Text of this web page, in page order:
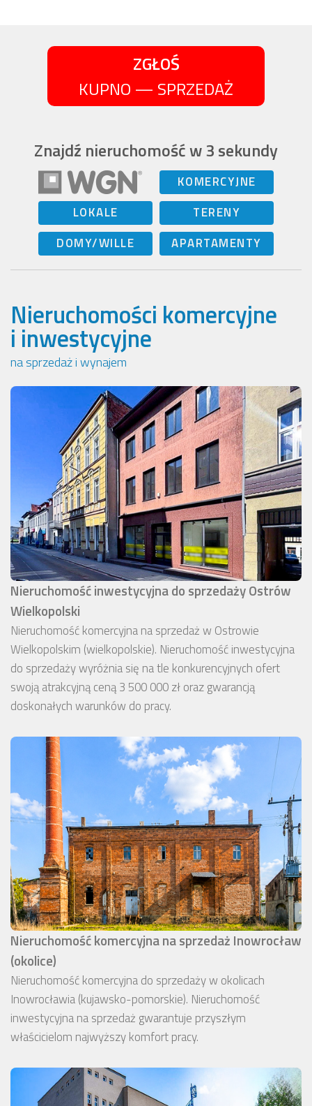
ZGŁOŚ
KUPNO — SPRZEDAŻ
Znajdź nieruchomość w 3 sekundy
KOMERCYJNE
LOKALE
TERENY
DOMY/WILLE
APARTAMENTY
Nieruchomości komercyjne
i inwestycyjne
na sprzedaż i wynajem
Nieruchomość inwestycyjna do sprzedaży Ostrów
Wielkopolski
Nieruchomość komercyjna na sprzedaż w Ostrowie
Wielkopolskim (wielkopolskie). Nieruchomość inwestycyjna
do sprzedaży wyróżnia się na tle konkurencyjnych ofert
swoją atrakcyjną ceną 3 500 000 zł oraz gwarancją
doskonałych warunków do pracy.
Nieruchomość komercyjna na sprzedaż Inowrocław
(okolice)
Nieruchomość komercyjna do sprzedaży w okolicach
Inowrocławia (kujawsko-pomorskie). Nieruchomość
inwestycyjna na sprzedaż gwarantuje przyszłym
właścicielom najwyższy komfort pracy.